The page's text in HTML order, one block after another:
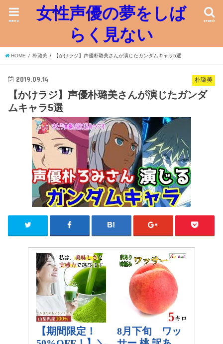
女性声優の夢をしば
らく見ない
search
menu
HOME 朴璐美 【かけラジ】声優朴璐美さんが演じたガンダムキャラ5選
朴璐美
2019.09.14
【かけラジ】声優朴璐美さんが演じたガンダ
ムキャラ5選